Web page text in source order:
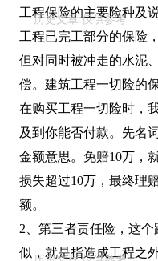
工程保险的主要险种及
工程已完工部分的保险
但对同时被冲走的水泥
偿。建筑工程一切险的
在购买工程一切险时，
及到你能否付款。先名
金额意思。免赔10万，
损失超过10万，最终理
额。
2、第三者责任险，这
似，就是指造成工程之